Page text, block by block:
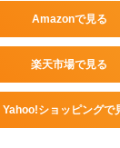
Amazonで見る
楽天市場で見る
Yahoo!ショッピングで